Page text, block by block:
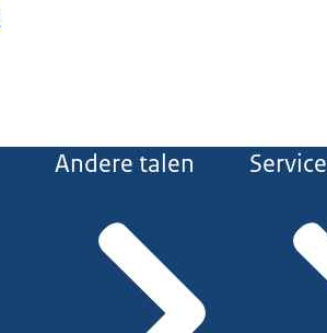
Andere talen Service